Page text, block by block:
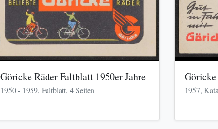
Göricke Räder Faltblatt 1950er Jahre
1950 - 1959, Faltblatt, 4 Seiten 1957,